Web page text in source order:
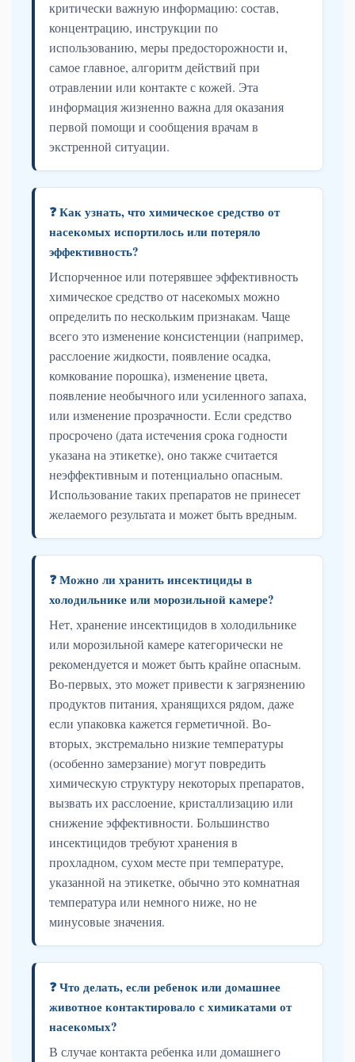
критически важную информацию: состав,
концентрацию, инструкции по
использованию, меры предосторожности и,
самое главное, алгоритм действий при
отравлении или контакте с кожей. Эта
информация жизненно важна для оказания
первой помощи и сообщения врачам в
экстренной ситуации.
❓ Как узнать, что химическое средство от
насекомых испортилось или потеряло
эффективность?
Испорченное или потерявшее эффективность
химическое средство от насекомых можно
определить по нескольким признакам. Чаще
всего это изменение консистенции (например,
расслоение жидкости, появление осадка,
комкование порошка), изменение цвета,
появление необычного или усиленного запаха,
или изменение прозрачности. Если средство
просрочено (дата истечения срока годности
указана на этикетке), оно также считается
неэффективным и потенциально опасным.
Использование таких препаратов не принесет
желаемого результата и может быть вредным.
❓ Можно ли хранить инсектициды в
холодильнике или морозильной камере?
Нет, хранение инсектицидов в холодильнике
или морозильной камере категорически не
рекомендуется и может быть крайне опасным.
Во-первых, это может привести к загрязнению
продуктов питания, хранящихся рядом, даже
если упаковка кажется герметичной. Во-
вторых, экстремально низкие температуры
(особенно замерзание) могут повредить
химическую структуру некоторых препаратов,
вызвать их расслоение, кристаллизацию или
снижение эффективности. Большинство
инсектицидов требуют хранения в
прохладном, сухом месте при температуре,
указанной на этикетке, обычно это комнатная
температура или немного ниже, но не
минусовые значения.
❓ Что делать, если ребенок или домашнее
животное контактировало с химикатами от
насекомых?
В случае контакта ребенка или домашнего